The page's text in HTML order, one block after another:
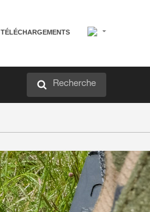
TÉLÉCHARGEMENTS
Recherche